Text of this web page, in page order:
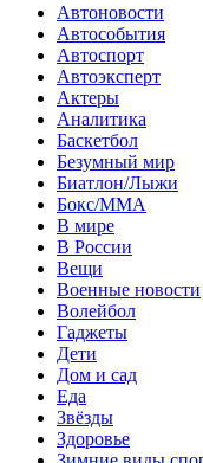
Автоновости
Автособытия
Автоспорт
Автоэксперт
Актеры
Аналитика
Баскетбол
Безумный мир
Биатлон/Лыжи
Бокс/MMA
В мире
В России
Вещи
Военные новости
Волейбол
Гаджеты
Дети
Дом и сад
Еда
Звёзды
Здоровье